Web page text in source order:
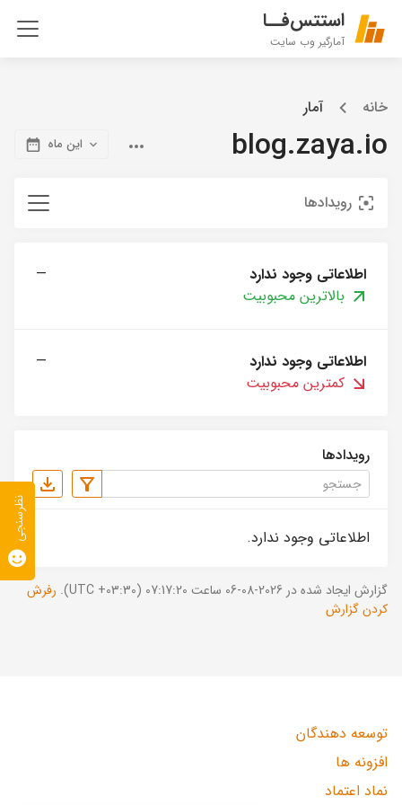
استتس‌فــا
آمارگیر وب سایت
خانه آمار
blog.zaya.io این ماه
رویدادها
اطلاعاتی وجود ندارد
—
بالاترین محبوبیت
اطلاعاتی وجود ندارد
—
کمترین محبوبیت
رویدادها
اطلاعاتی وجود ندارد.
گزارش ایجاد شده در 2026-08-06 ساعت 07:17:20 (UTC +03:30).
رفرش
کردن گزارش
توسعه دهندگان
افزونه ها
نماد اعتماد
نظرسنجی